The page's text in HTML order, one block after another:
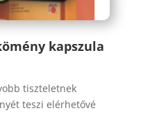
kapszula
tiszteletnek
teszi elérhetővé